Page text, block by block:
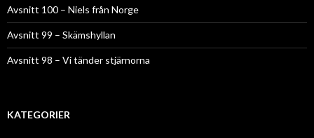
Avsnitt 100 – Niels från Norge
Avsnitt 99 – Skämshyllan
Avsnitt 98 – Vi tänder stjärnorna
KATEGORIER